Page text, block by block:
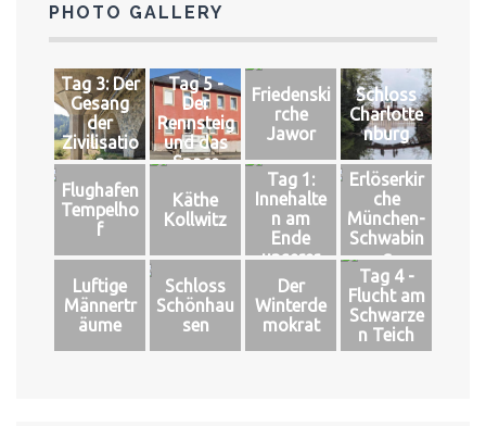
PHOTO GALLERY
Tag 3: Der
Gesang
der
Zivilisatio
n
Tag 5 -
Der
Rennsteig
und das
Space
Friedenski
rche
Jawor
Schloss
Charlotte
nburg
Flughafen
Tempelho
f
Käthe
Kollwitz
Tag 1:
Innehalte
n am
Ende
unserer
Welt
Erlöserkir
che
München-
Schwabin
g
Luftige
Männertr
äume
Schloss
Schönhau
sen
Der
Winterde
mokrat
Tag 4 -
Flucht am
Schwarze
n Teich